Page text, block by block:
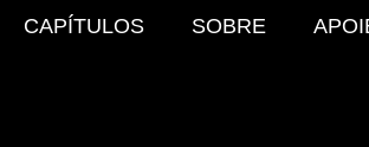
CAPÍTULOS SOBRE